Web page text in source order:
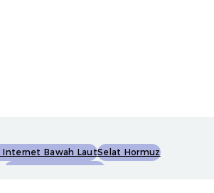
Internet Bawah LautSelat Hormuz